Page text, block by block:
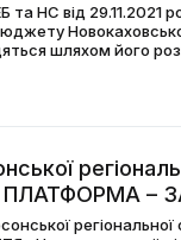
та НС від 29.11.2021
шляхом його
ПЛАТФОРМА –
радирегіональної